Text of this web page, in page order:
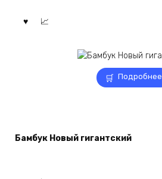
Подробнее
Бамбук Новый гигантский